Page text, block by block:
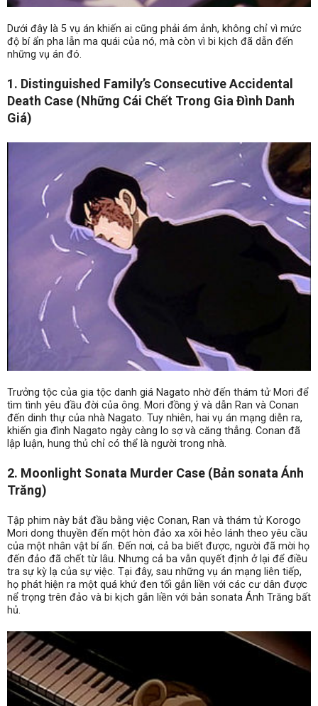
Dưới đây là 5 vụ án khiến ai cũng phải ám ảnh, không chỉ vì mức
độ bí ẩn pha lẫn ma quái của nó, mà còn vì bi kịch đã dẫn đến
những vụ án đó.
1. Distinguished Family’s Consecutive Accidental
Death Case (Những Cái Chết Trong Gia Đình Danh
Giá)
Trưởng tộc của gia tộc danh giá Nagato nhờ đến thám tử Mori để
tìm tình yêu đầu đời của ông. Mori đồng ý và dẫn Ran và Conan
đến dinh thự của nhà Nagato. Tuy nhiên, hai vụ án mạng diễn ra,
khiến gia đình Nagato ngày càng lo sợ và căng thẳng. Conan đã
lập luận, hung thủ chỉ có thể là người trong nhà.
2. Moonlight Sonata Murder Case (Bản sonata Ánh
Trăng)
Tập phim này bắt đầu bằng việc Conan, Ran và thám tử Korogo
Mori dong thuyền đến một hòn đảo xa xôi hẻo lánh theo yêu cầu
của một nhân vật bí ẩn. Đến nơi, cả ba biết được, người đã mời họ
đến đảo đã chết từ lâu. Nhưng cả ba vẫn quyết định ở lại để điều
tra sự kỳ lạ của sự việc. Tại đây, sau những vụ án mạng liên tiếp,
họ phát hiện ra một quá khứ đen tối gắn liền với các cư dân được
nể trọng trên đảo và bi kịch gắn liền với bản sonata Ánh Trăng bất
hủ.